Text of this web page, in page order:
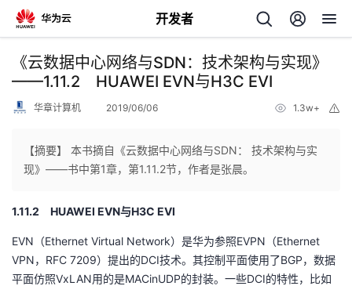
开发者
返
主
的
我
《云数据中心网络与SDN：技术架构与实现》
——1.11.2 HUAWEI EVN与H3C EVI
华章计算机 2019/06/06 1.3w+
【摘要】 本书摘自《云数据中心网络与SDN： 技术架构与实
现》——书中第1章，第1.11.2节，作者是张晨。
1.11.2 HUAWEI EVN与H3C EVI
EVN（Ethernet Virtual Network）是华为参照EVPN（Ethernet
VPN，RFC 7209）提出的DCI技术。其控制平面使用了BGP，数据
平面仿照VxLAN用的是MACinUDP的封装。一些DCI的特性，比如